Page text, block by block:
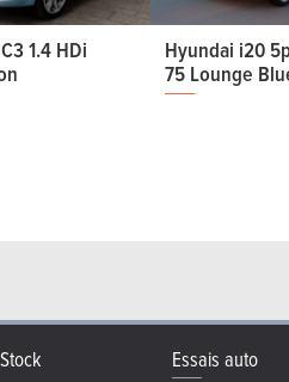
1.4 HDi
Hyundai i20
75 Lounge
Essais auto